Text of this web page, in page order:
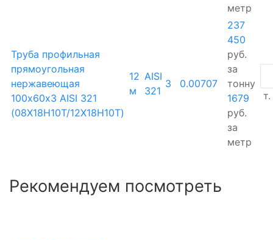
метр
Труба профильная
прямоугольная
нержавеющая
100х60х3 AISI 321
(08Х18Н10Т/12Х18Н10Т)
12
м
AISI
321
3 0.00707
237
450
руб.
за
тонну
1679
руб.
за
метр
т.
Рекомендуем посмотреть